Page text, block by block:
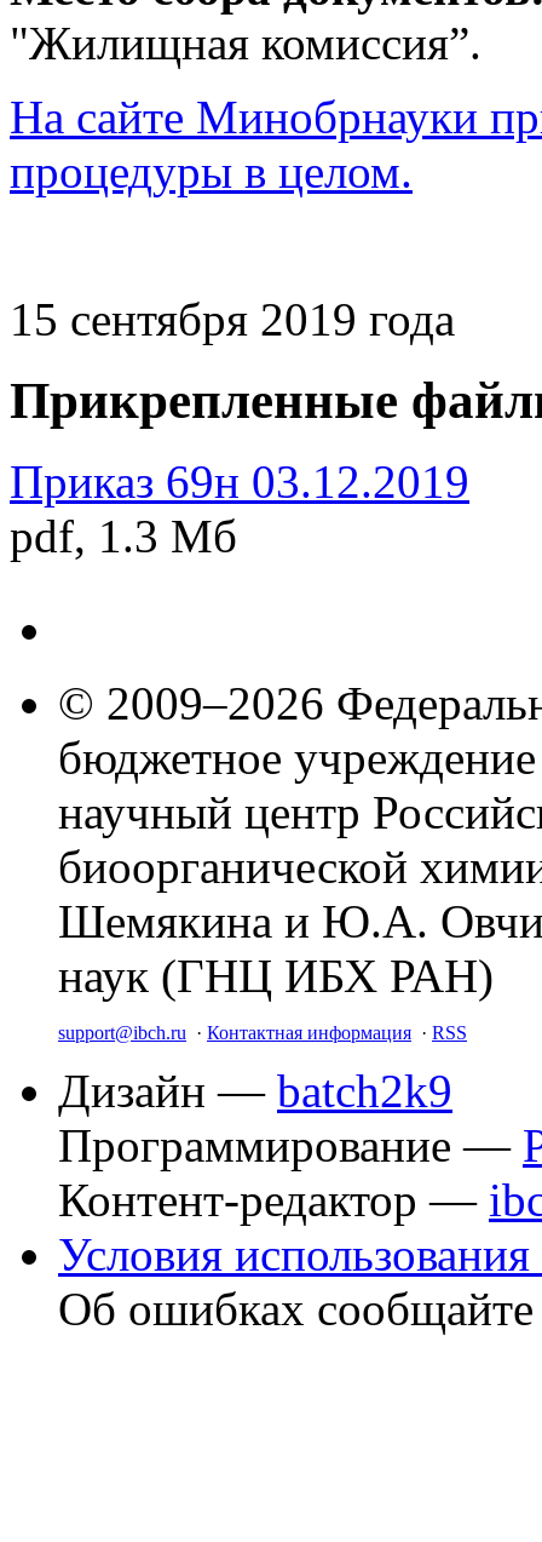
"Жилищная комиссия”.
На сайте Минобрнауки
процедуры в целом.
15 сентября 2019 года
Прикрепленные
Приказ 69н 03.12.2019
pdf, 1.3 Мб
© 2009–2026
бюджетное
научный центр
биоорганической
Шемякина и Ю.А.
наук (ГНЦ ИБХ РАН)
support@ibch.ru · Контактная информация · RSS
Дизайн — batch2k9
Программирование —
Контент-редактор —
Условия использования
Об ошибках